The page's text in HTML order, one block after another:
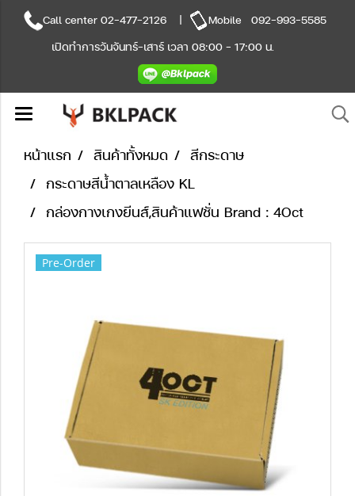
Call center 02-477-2126 | Mobile 092-993-5585
เปิดทำการวันจันทร์-เสาร์ เวลา 08:00 - 17:00 น.
หน้าแรก สินค้าทั้งหมด
สีกระดาษ
กระดาษสีน้ำตาลเหลือง KL
กล่องกางเกงยีนส์,สินค้าแฟชั่น Brand : 4Oct
Pre-Order